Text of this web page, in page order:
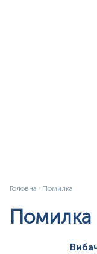
Головна Помилка
Помилка